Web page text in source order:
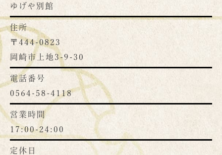
ゆげや別館
住所
〒444-0823
岡崎市上地3-9-30
電話番号
0564-58-4118
営業時間
17:00-24:00
定休日